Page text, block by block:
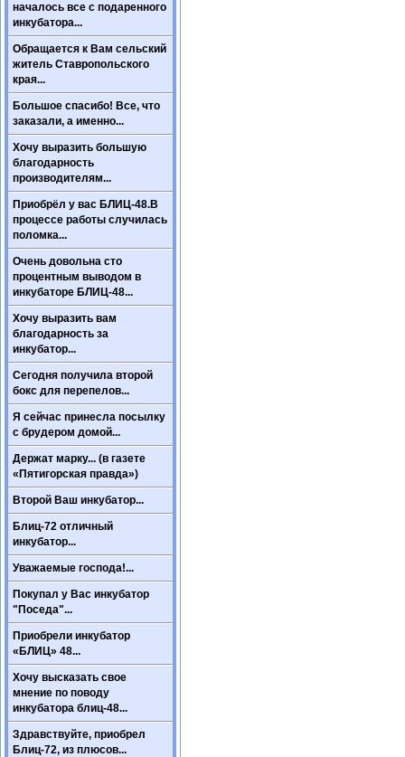
началось все с подаренного
инкубатора...
Обращается к Вам сельский
житель Ставропольского
края...
Большое спасибо! Все, что
заказали, а именно...
Хочу выразить большую
благодарность
производителям...
Приобрёл у вас БЛИЦ-48.В
процессе работы случилась
поломка...
Очень довольна сто
процентным выводом в
инкубаторе БЛИЦ-48...
Хочу выразить вам
благодарность за
инкубатор...
Сегодня получила второй
бокс для перепелов...
Я сейчас принесла посылку
с брудером домой...
Держат марку... (в газете
«Пятигорская правда»)
Второй Ваш инкубатор...
Блиц-72 отличный
инкубатор...
Уважаемые господа!...
Покупал у Вас инкубатор
"Поседа"...
Приобрели инкубатор
«БЛИЦ» 48...
Хочу высказать свое
мнение по поводу
инкубатора блиц-48...
Здравствуйте, приобрел
Блиц-72, из плюсов...